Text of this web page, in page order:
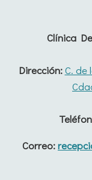
Clínica
Dirección:C. de
Correo: